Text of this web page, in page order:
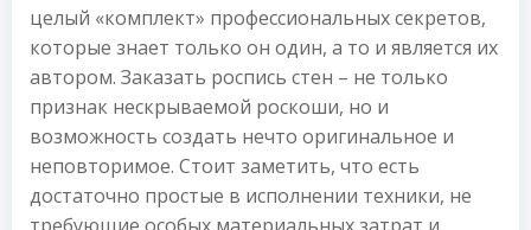
целый «комплект» профессиональных секретов,
которые знает только он один, а то и является их
автором. Заказать роспись стен – не только
признак нескрываемой роскоши, но и
возможность создать нечто оригинальное и
неповторимое. Стоит заметить, что есть
достаточно простые в исполнении техники, не